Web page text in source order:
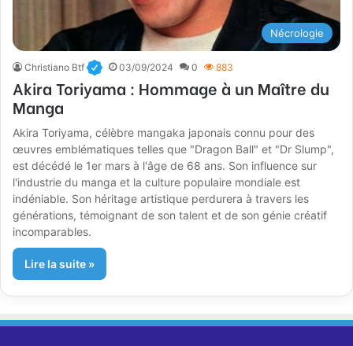
Nécrologie
Christiano Btf 03/09/2024 0 883
Akira Toriyama : Hommage à un Maître du
Manga
Akira Toriyama, célèbre mangaka japonais connu pour des
œuvres emblématiques telles que "Dragon Ball" et "Dr Slump",
est décédé le 1er mars à l'âge de 68 ans. Son influence sur
l'industrie du manga et la culture populaire mondiale est
indéniable. Son héritage artistique perdurera à travers les
générations, témoignant de son talent et de son génie créatif
incomparables.
Lire la suite »